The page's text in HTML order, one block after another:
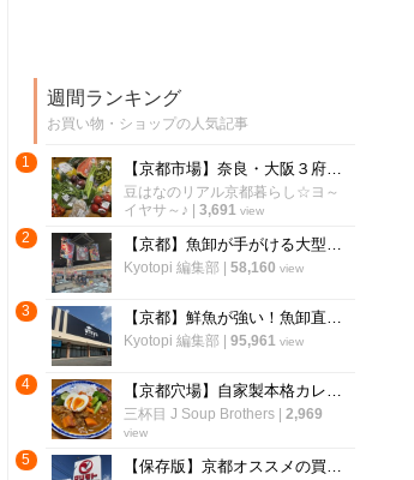
週間ランキング
お買い物・ショップの人気記事
1 【京都市場】奈良・大阪３府県の食材揃う京都最大級の直売所！夏野菜＆フルーツ満載「旬の駅」
豆はなのリアル京都暮らし☆ヨ～
イヤサ～♪
3,691 view
2 【京都】魚卸が手がける大型海鮮スーパーがオープン！丸魚がずらり並ぶ話題店
Kyotopi 編集部 58,160 view
3 【京都】鮮魚が強い！魚卸直営スーパーが5月29日オープン！「UMIYAマルヤマ水産」
Kyotopi 編集部 95,961 view
4 【京都穴場】自家製本格カレー作りの味方！四条大宮のインド食材店「スパイスマーケット」
三杯目 J Soup Brothers| 2,969
view
5 【保存版】京都オススメの買い物が楽しくなる食品スーパーマーケット【厳選6店】